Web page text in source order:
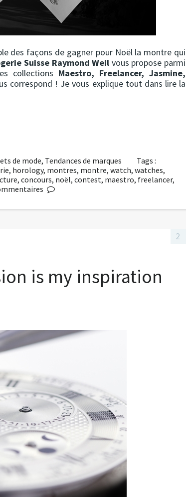
des façons de gagner pour Noël la montre qui
Suisse Raymond Weil vous propose parmi
collections Maestro, Freelancer, Jasmine,
correspond ! Je vous explique tout dans lire la
de mode, Tendances de marques
Tags :
, horology, montres, montre, watch, watches,
, concours, noël, contest, maestro, freelancer,
is my inspiration
2